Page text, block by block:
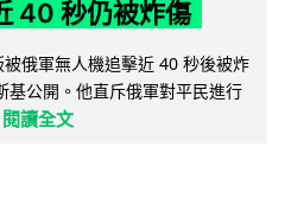
40 秒仍被炸傷
俄軍無人機追擊近 40 秒後被炸
基公開。他直斥俄軍對平民進行
閱讀全文